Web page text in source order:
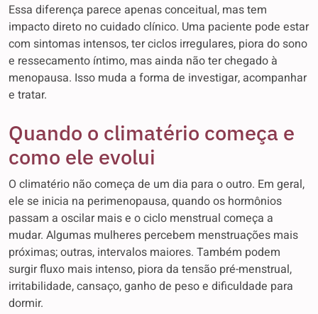
Essa diferença parece apenas conceitual, mas tem
impacto direto no cuidado clínico. Uma paciente pode estar
com sintomas intensos, ter ciclos irregulares, piora do sono
e ressecamento íntimo, mas ainda não ter chegado à
menopausa. Isso muda a forma de investigar, acompanhar
e tratar.
Quando o climatério começa e
como ele evolui
O climatério não começa de um dia para o outro. Em geral,
ele se inicia na perimenopausa, quando os hormônios
passam a oscilar mais e o ciclo menstrual começa a
mudar. Algumas mulheres percebem menstruações mais
próximas; outras, intervalos maiores. Também podem
surgir fluxo mais intenso, piora da tensão pré-menstrual,
irritabilidade, cansaço, ganho de peso e dificuldade para
dormir.